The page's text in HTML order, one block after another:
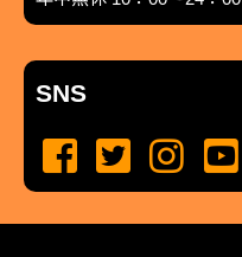
SNS